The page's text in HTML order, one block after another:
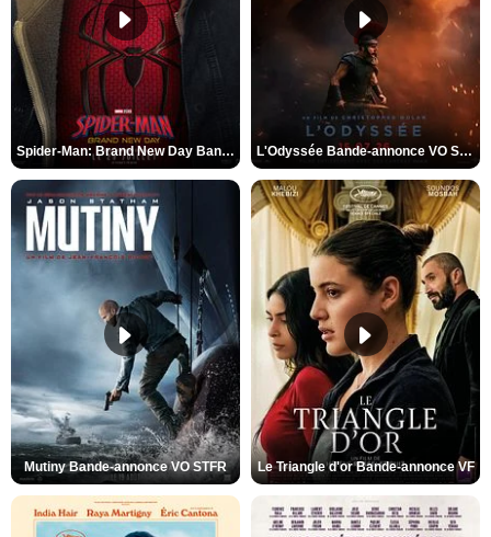
Spider-Man: Brand New Day Bande-annonce VO STFR L'Odyssée Bande-annonce VO STFR
Mutiny Bande-annonce VO STFR Le Triangle d'or Bande-annonce VF